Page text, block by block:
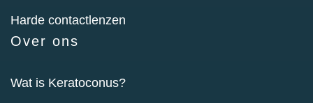
Harde contactlenzen
Over ons
Wat is Keratoconus?